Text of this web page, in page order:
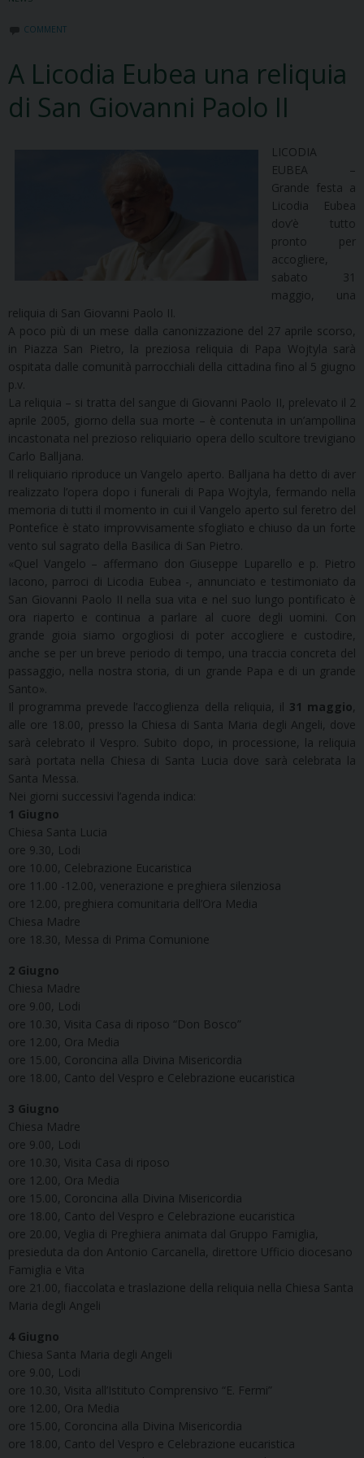
COMMENT
A Licodia Eubea una reliquia
di San Giovanni Paolo II
LICODIA
EUBEA –
Grande festa a
Licodia Eubea
dov’è tutto
pronto per
accogliere,
sabato 31
maggio, una
reliquia di San Giovanni Paolo II.
A poco più di un mese dalla canonizzazione del 27 aprile scorso,
in Piazza San Pietro, la preziosa reliquia di Papa Wojtyla sarà
ospitata dalle comunità parrocchiali della cittadina fino al 5 giugno
p.v.
La reliquia – si tratta del sangue di Giovanni Paolo II, prelevato il 2
aprile 2005, giorno della sua morte – è contenuta in un’ampollina
incastonata nel prezioso reliquiario opera dello scultore trevigiano
Carlo Balljana.
Il reliquiario riproduce un Vangelo aperto. Balljana ha detto di aver
realizzato l’opera dopo i funerali di Papa Wojtyla, fermando nella
memoria di tutti il momento in cui il Vangelo aperto sul feretro del
Pontefice è stato improvvisamente sfogliato e chiuso da un forte
vento sul sagrato della Basilica di San Pietro.
«Quel Vangelo – affermano don Giuseppe Luparello e p. Pietro
Iacono, parroci di Licodia Eubea -, annunciato e testimoniato da
San Giovanni Paolo II nella sua vita e nel suo lungo pontificato è
ora riaperto e continua a parlare al cuore degli uomini. Con
grande gioia siamo orgogliosi di poter accogliere e custodire,
anche se per un breve periodo di tempo, una traccia concreta del
passaggio, nella nostra storia, di un grande Papa e di un grande
Santo».
Il programma prevede l’accoglienza della reliquia, il 31 maggio,
alle ore 18.00, presso la Chiesa di Santa Maria degli Angeli, dove
sarà celebrato il Vespro. Subito dopo, in processione, la reliquia
sarà portata nella Chiesa di Santa Lucia dove sarà celebrata la
Santa Messa.
Nei giorni successivi l’agenda indica:
1 Giugno
Chiesa Santa Lucia
ore 9.30, Lodi
ore 10.00, Celebrazione Eucaristica
ore 11.00 -12.00, venerazione e preghiera silenziosa
ore 12.00, preghiera comunitaria dell’Ora Media
Chiesa Madre
ore 18.30, Messa di Prima Comunione
2 Giugno
Chiesa Madre
ore 9.00, Lodi
ore 10.30, Visita Casa di riposo “Don Bosco”
ore 12.00, Ora Media
ore 15.00, Coroncina alla Divina Misericordia
ore 18.00, Canto del Vespro e Celebrazione eucaristica
3 Giugno
Chiesa Madre
ore 9.00, Lodi
ore 10.30, Visita Casa di riposo
ore 12.00, Ora Media
ore 15.00, Coroncina alla Divina Misericordia
ore 18.00, Canto del Vespro e Celebrazione eucaristica
ore 20.00, Veglia di Preghiera animata dal Gruppo Famiglia,
presieduta da don Antonio Carcanella, direttore Ufficio diocesano
Famiglia e Vita
ore 21.00, fiaccolata e traslazione della reliquia nella Chiesa Santa
Maria degli Angeli
4 Giugno
Chiesa Santa Maria degli Angeli
ore 9.00, Lodi
ore 10.30, Visita all’Istituto Comprensivo “E. Fermi”
ore 12.00, Ora Media
ore 15.00, Coroncina alla Divina Misericordia
ore 18.00, Canto del Vespro e Celebrazione eucaristica